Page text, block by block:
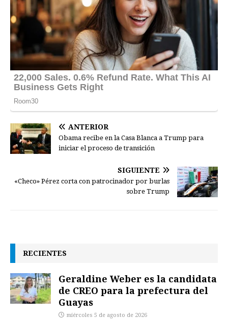
ANTERIOR
Obama recibe en la Casa Blanca a Trump para
iniciar el proceso de transición
SIGUIENTE
«Checo» Pérez corta con patrocinador por burlas
sobre Trump
RECIENTES
Geraldine Weber es la candidata
de CREO para la prefectura del
Guayas
miércoles 5 de agosto de 2026